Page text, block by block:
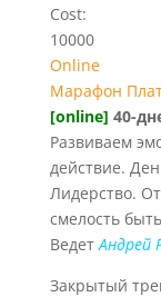
Cost:
10000
Online
Марафон
[online] 40-
Развиваем
действие.
Лидерство.
смелость
ВедетАндрей
Закрытый